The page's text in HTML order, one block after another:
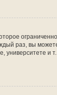
раз, вы
и т.